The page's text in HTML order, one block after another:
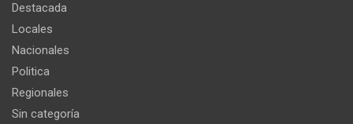
Destacada
Locales
Nacionales
Politica
Regionales
Sin categoría